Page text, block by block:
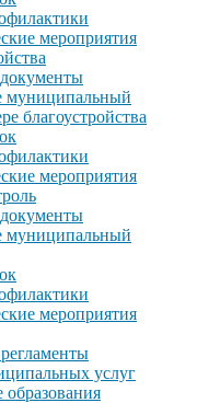
мероприятия
муниципальный
благоустройства
мероприятия
муниципальный
мероприятия
услуг
образования